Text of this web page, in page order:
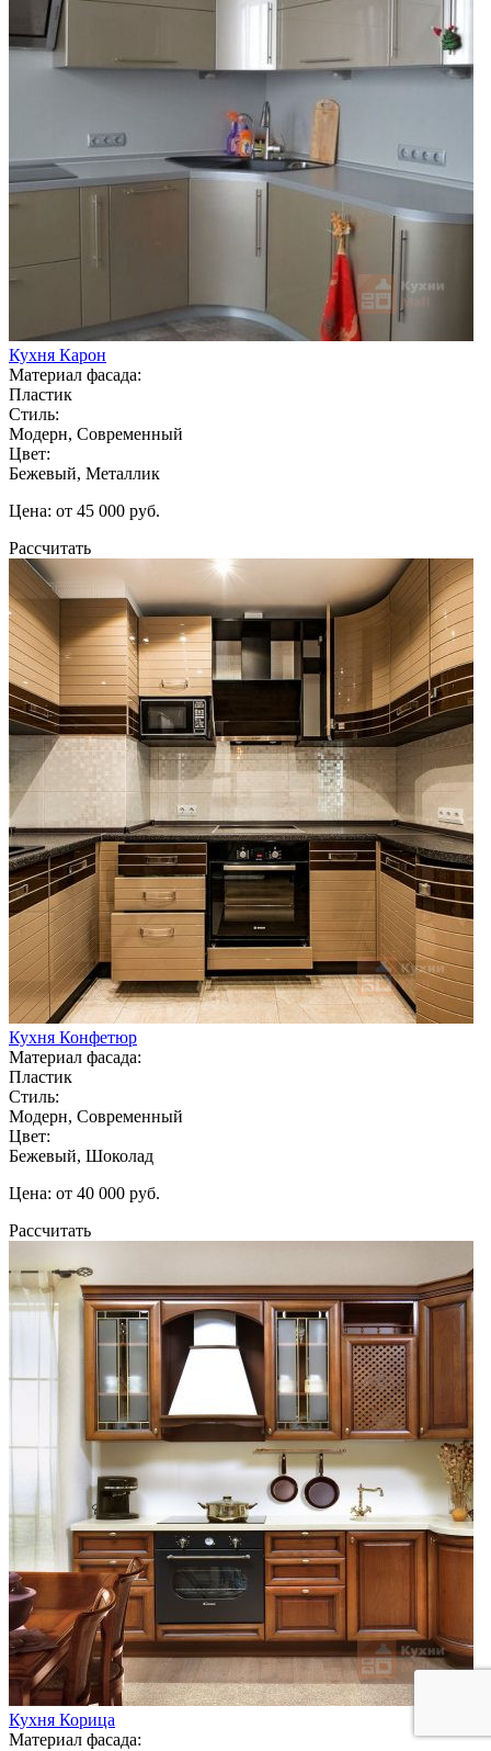
Кухня Карон
Материал фасада:
Пластик
Стиль:
Модерн, Современный
Цвет:
Бежевый, Металлик
Цена: от 45 000 руб.
Рассчитать
Кухня Конфетюр
Материал фасада:
Пластик
Стиль:
Модерн, Современный
Цвет:
Бежевый, Шоколад
Цена: от 40 000 руб.
Рассчитать
Кухня Корица
Материал фасада: